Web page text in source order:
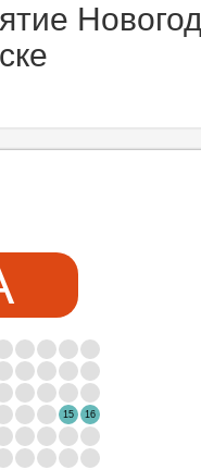
15 16